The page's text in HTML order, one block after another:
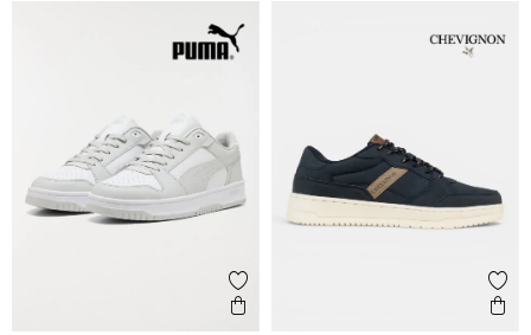
Ajouter aux favoris
Aperçu rapide